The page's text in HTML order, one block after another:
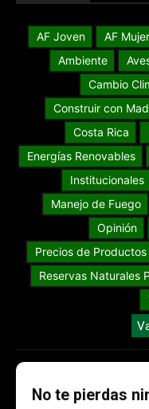
AF Joven AF
Ambiente
Cambio
Construir con
Costa Rica
Energías Renovables
Institucionales
Manejo de Fuego
Opinión
Precios de Productos
Reservas Naturales
No te pierdas